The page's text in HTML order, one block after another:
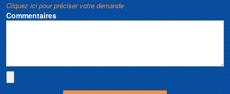
Cliquez ici pour préciser votre demande
Commentaires